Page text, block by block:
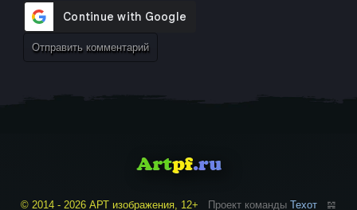
© 2014 - 2026 АРТ изображения, 12+ Проект команды Техот 𝌴